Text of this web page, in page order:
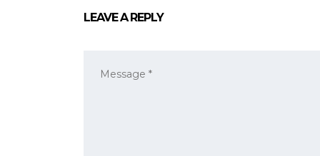
LEAVE A REPLY